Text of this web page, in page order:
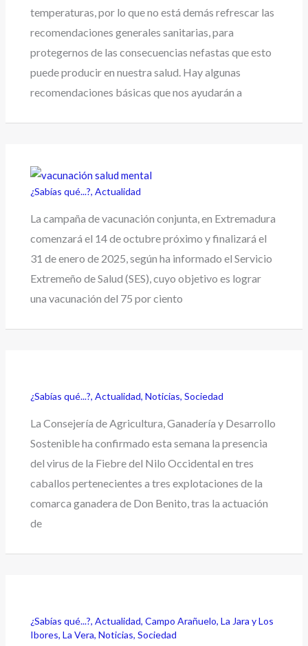
temperaturas, por lo que no está demás refrescar las
recomendaciones generales sanitarias, para
protegernos de las consecuencias nefastas que esto
puede producir en nuestra salud. Hay algunas
recomendaciones básicas que nos ayudarán a
¿Sabías qué...?,Actualidad
La campaña de vacunación conjunta, en Extremadura
comenzará el 14 de octubre próximo y finalizará el
31 de enero de 2025, según ha informado el Servicio
Extremeño de Salud (SES), cuyo objetivo es lograr
una vacunación del 75 por ciento
¿Sabías qué...?,Actualidad,Noticias,Sociedad
La Consejería de Agricultura, Ganadería y Desarrollo
Sostenible ha confirmado esta semana la presencia
del virus de la Fiebre del Nilo Occidental en tres
caballos pertenecientes a tres explotaciones de la
comarca ganadera de Don Benito, tras la actuación
de
¿Sabías qué...?,Actualidad,Campo Arañuelo,La Jara y Los
Ibores,La Vera,Noticias,Sociedad